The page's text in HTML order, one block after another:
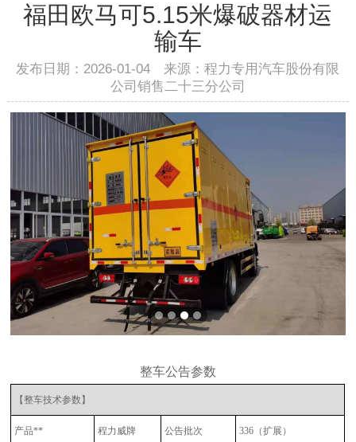
福田欧马可5.15米爆破器材运
输车
发布日期：2026-01-04 来源：程力专用汽车股份有限
公司销售二十三分公司
整车公告参数
【整车技术参数】
产品** 程力威牌 公告批次 336（扩展）